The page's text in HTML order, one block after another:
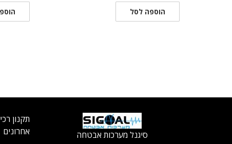
הוספה לסל
סיגנל מערכות אבטחה
תקנון
אחרונים